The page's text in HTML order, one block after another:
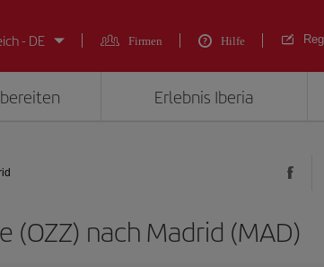
- DE
Firmen Hilfe
Erlebnis Iberia
(OZZ) nach Madrid (MAD)